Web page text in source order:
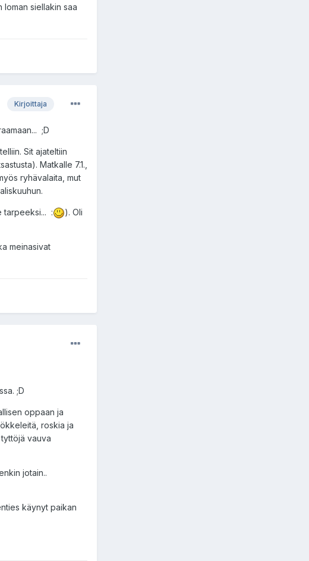
siellakin saa
Kirjoittaja
;D
Sit ajateltiin
Matkalle 7.1.,
ryhävalaita, mut
tarpeeksi... :
). Oli
meinasivat
;D
oppaan ja
roskia ja
vauva
jotain..
käynyt paikan